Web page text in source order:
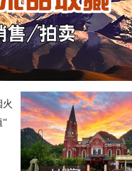
“